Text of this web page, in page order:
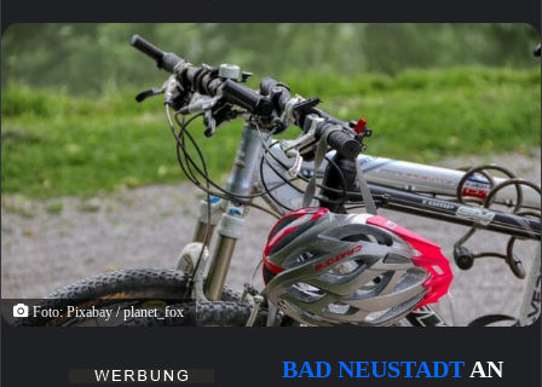
Foto: Pixabay / planet_fox
BAD NEUSTADT AN